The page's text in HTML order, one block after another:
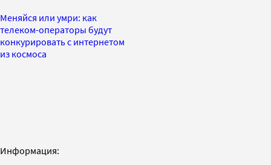
Меняйся или умри: как
телеком-операторы будут
конкурировать с интернетом
из космоса
Информация: